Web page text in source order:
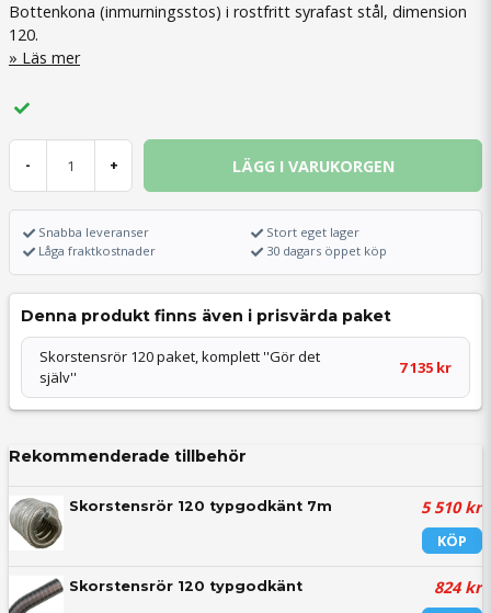
Bottenkona (inmurningsstos) i rostfritt syrafast stål, dimension
120.
Läs mer
- + LÄGG I VARUKORGEN
Snabba leveranser
Låga fraktkostnader
Stort eget lager
30 dagars öppet köp
Denna produkt finns även i prisvärda paket
Skorstensrör 120 paket, komplett ''Gör det
själv''
7 135 kr
Rekommenderade tillbehör
Skorstensrör 120 typgodkänt 7m 5 510 kr
KÖP
Skorstensrör 120 typgodkänt 824 kr